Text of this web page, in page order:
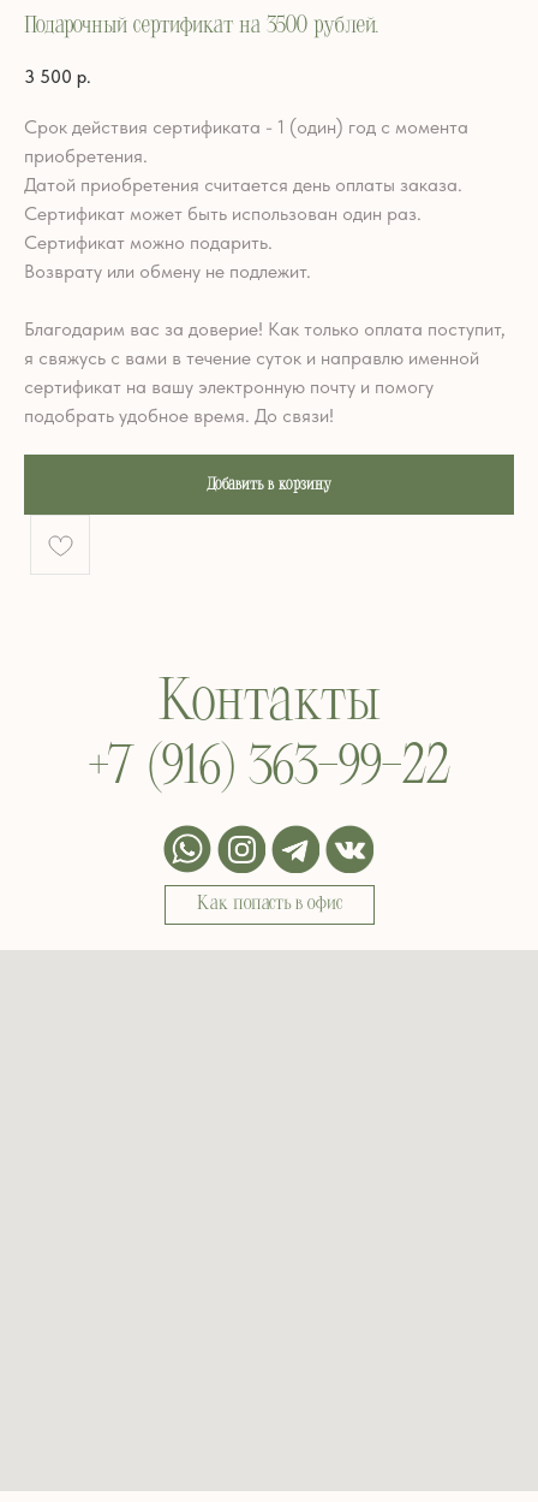
Подарочный сертификат на 3500 рублей.
3 500 р.
Срок действия сертификата - 1 (один) год с момента
приобретения.
Датой приобретения считается день оплаты заказа.
Сертификат может быть использован один раз.
Сертификат можно подарить.
Возврату или обмену не подлежит.
Благодарим вас за доверие! Как только оплата поступит,
я свяжусь с вами в течение суток и направлю именной
сертификат на вашу электронную почту и помогу
подобрать удобное время. До связи!
Добавить в корзину
Контакты
+7 (916) 363-99-22
Как попасть в офис